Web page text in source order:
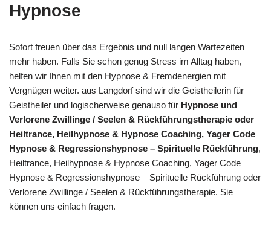
Hypnose
Sofort freuen über das Ergebnis und null langen Wartezeiten
mehr haben. Falls Sie schon genug Stress im Alltag haben,
helfen wir Ihnen mit den Hypnose & Fremdenergien mit
Vergnügen weiter. aus Langdorf sind wir die Geistheilerin für
Geistheiler und logischerweise genauso für Hypnose und
Verlorene Zwillinge / Seelen & Rückführungstherapie oder
Heiltrance, Heilhypnose & Hypnose Coaching, Yager Code
Hypnose & Regressionshypnose – Spirituelle Rückführung,
Heiltrance, Heilhypnose & Hypnose Coaching, Yager Code
Hypnose & Regressionshypnose – Spirituelle Rückführung oder
Verlorene Zwillinge / Seelen & Rückführungstherapie. Sie
können uns einfach fragen.